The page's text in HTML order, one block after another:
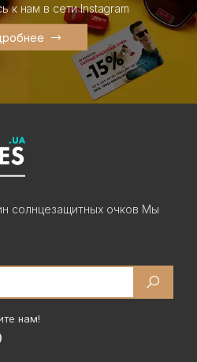
к нам в сети Instagram
солнцезащитных очков Мы
нам!